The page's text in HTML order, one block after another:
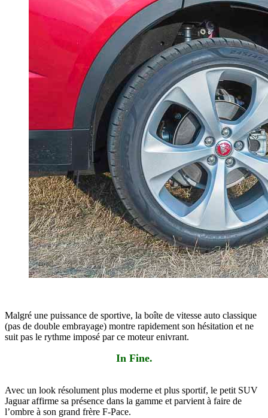
Malgré une puissance de sportive, la boîte de vitesse auto classique
(pas de double embrayage) montre rapidement son hésitation et ne
suit pas le rythme imposé par ce moteur enivrant.
In Fine.
Avec un look résolument plus moderne et plus sportif, le petit SUV
Jaguar affirme sa présence dans la gamme et parvient à faire de
l’ombre à son grand frère F-Pace.